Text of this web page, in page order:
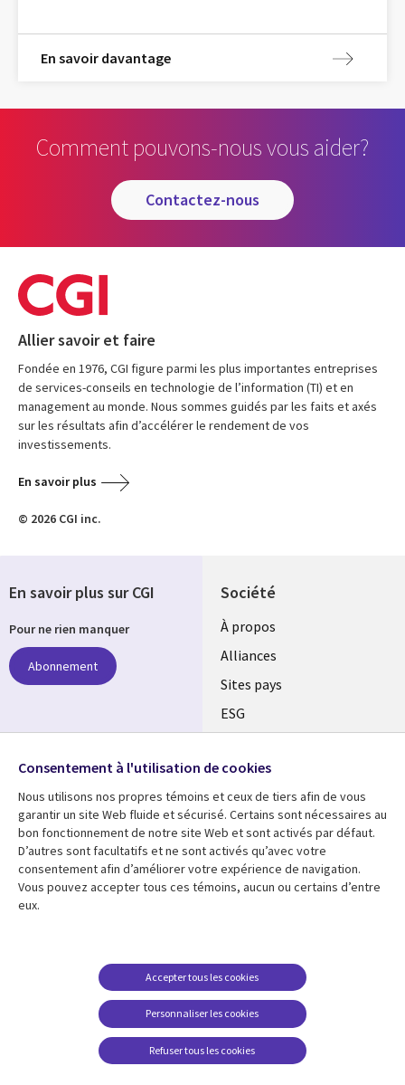
En savoir davantage
Comment pouvons-nous vous aider?
contactez-nous
Allier savoir et faire
Fondée en 1976, CGI figure parmi les plus importantes entreprises
de services-conseils en technologie de l’information (TI) et en
management au monde. Nous sommes guidés par les faits et axés
sur les résultats afin d’accélérer le rendement de vos
investissements.
En savoir plus
© 2026 CGI inc.
Société
À propos
Alliances
Sites pays
ESG
Fusions
Salle de presse
Ressources
Articles
Études de cas
Baladodiffusions
Support
Restrictions et
conditions juridiques
Carrières FAQ
Centre de gestion des
En savoir plus sur CGI
Pour ne rien manquer
Abonnement
Suivez-nous
Social
Media
Global
FR
Consentement à l'utilisation de cookies
Nous utilisons nos propres témoins et ceux de tiers afin de vous
garantir un site Web fluide et sécurisé. Certains sont nécessaires au
bon fonctionnement de notre site Web et sont activés par défaut.
D’autres sont facultatifs et ne sont activés qu’avec votre
consentement afin d’améliorer votre expérience de navigation.
Vous pouvez accepter tous ces témoins, aucun ou certains d’entre
eux.
Personnaliser les cookies
Accepter tous les cookies
Refuser tous les cookies